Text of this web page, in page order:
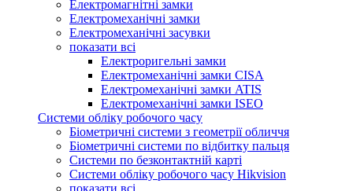
Електромагнітні замки
Електромеханічні замки
Електромеханічні засувки
показати всі
Електроригельні замки
Електромеханічні замки CISA
Електромеханічні замки ATIS
Електромеханічні замки ISEO
Системи обліку робочого часу
Біометричні системи з геометрії обличчя
Біометричні системи по відбитку пальця
Системи по безконтактній карті
Системи обліку робочого часу Hikvision
показати всі